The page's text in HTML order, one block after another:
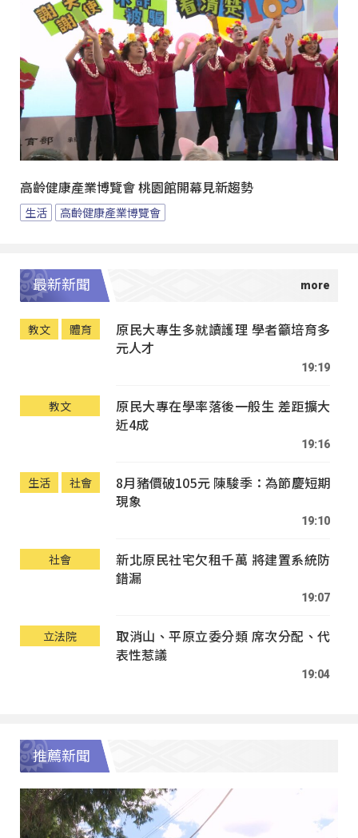
高齡健康產業博覽會 桃園館開幕見新趨勢
生活 高齡健康產業博覽會
最新新聞
教文 體育
原民大專生多就讀護理 學者籲培育多
元人才
19:19
教文
原民大專在學率落後一般生 差距擴大
近4成
19:16
生活 社會
8月豬價破105元 陳駿季：為節慶短期
現象
19:10
社會
新北原民社宅欠租千萬 將建置系統防
錯漏
19:07
立法院
取消山、平原立委分類 席次分配、代
表性惹議
19:04
推薦新聞